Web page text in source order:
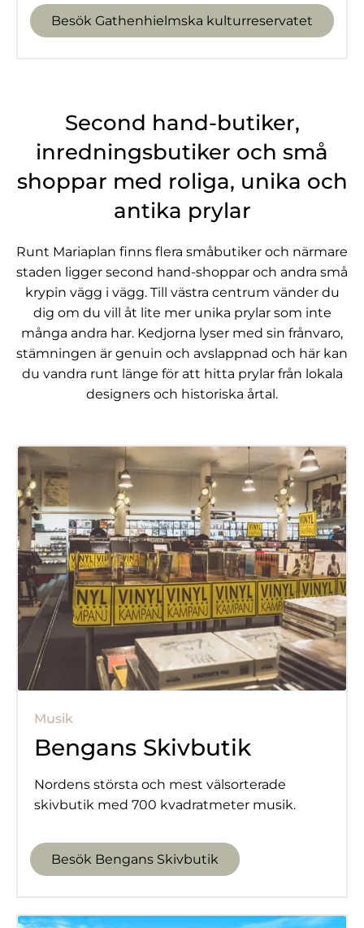
Besök Gathenhielmska kulturreservatet
Second hand-butiker,
inredningsbutiker och små
shoppar med roliga, unika och
antika prylar
Runt Mariaplan finns flera småbutiker och närmare
staden ligger second hand-shoppar och andra små
krypin vägg i vägg. Till västra centrum vänder du
dig om du vill åt lite mer unika prylar som inte
många andra har. Kedjorna lyser med sin frånvaro,
stämningen är genuin och avslappnad och här kan
du vandra runt länge för att hitta prylar från lokala
designers och historiska årtal.
Musik
Bengans Skivbutik
Nordens största och mest välsorterade
skivbutik med 700 kvadratmeter musik.
Besök Bengans Skivbutik